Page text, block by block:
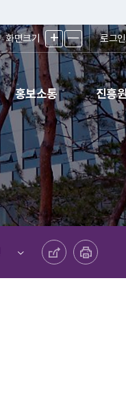
화면크기 + ㅡ 로그인
홍보소통 진흥
공유하기 프린트하기